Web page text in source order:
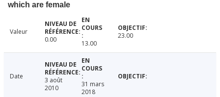
which are female
Valeur
0.00
13.00
23.00
Date
3 août
2010
31 mars
2018